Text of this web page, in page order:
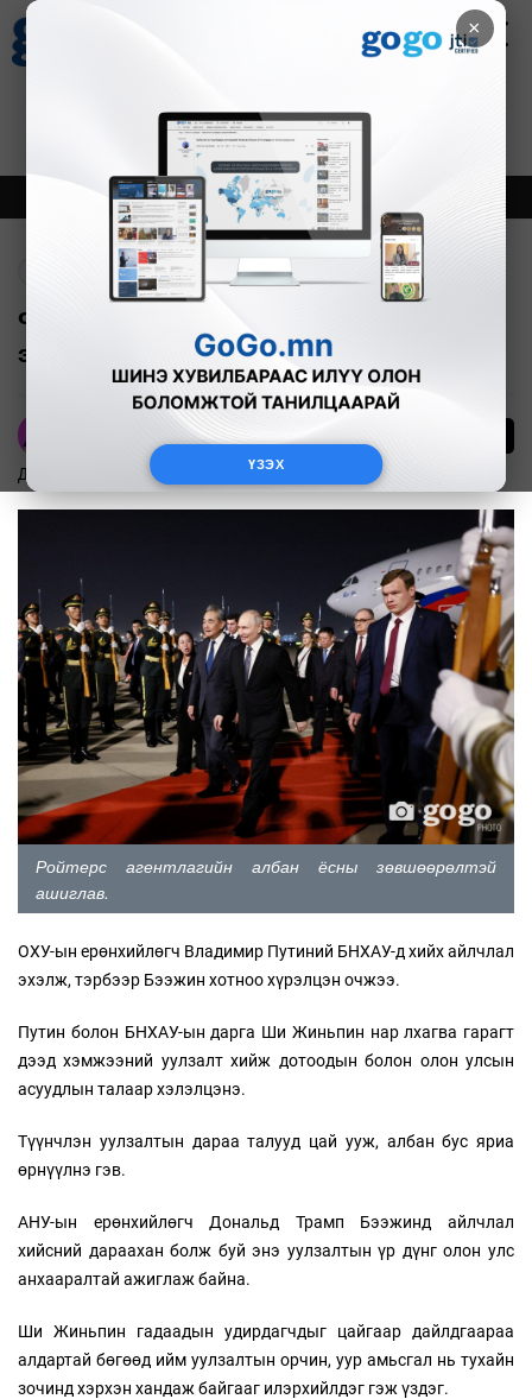
×
ҮЗЭХ
Зурхай
8.08
Онцлох Шинэ
ФОТО: Бээжинд хийх Путиний айлчлал
эхэллээ
Дэлхийд 2026-05-20
Ройтерс агентлагийн албан ёсны зөвшөөрөлтэй
ашиглав.
ОХУ-ын ерөнхийлөгч Владимир Путиний БНХАУ-д хийх айлчлал
эхэлж, тэрбээр Бээжин хотноо хүрэлцэн очжээ.
Путин болон БНХАУ-ын дарга Ши Жиньпин нар лхагва гарагт
дээд хэмжээний уулзалт хийж дотоодын болон олон улсын
асуудлын талаар хэлэлцэнэ.
Түүнчлэн уулзалтын дараа талууд цай ууж, албан бус яриа
өрнүүлнэ гэв.
АНУ-ын ерөнхийлөгч Дональд Трамп Бээжинд айлчлал
хийсний дараахан болж буй энэ уулзалтын үр дүнг олон улс
анхааралтай ажиглаж байна.
Ши Жиньпин гадаадын удирдагчдыг цайгаар дайлдгаараа
алдартай бөгөөд ийм уулзалтын орчин, уур амьсгал нь тухайн
зочинд хэрхэн хандаж байгааг илэрхийлдэг гэж үздэг.